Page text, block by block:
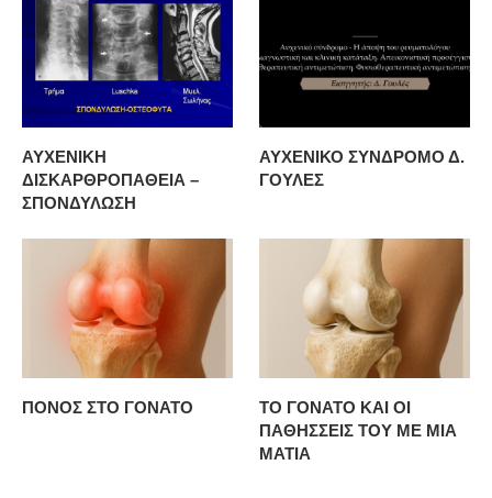
ΑΥΧΕΝΙΚΗ
ΔΙΣΚΑΡΘΡΟΠΑΘΕΙΑ –
ΣΠΟΝΔΥΛΩΣΗ
ΑΥΧΕΝΙΚΟ ΣΥΝΔΡΟΜΟ Δ.
ΓΟΥΛΕΣ
ΠΟΝΟΣ ΣΤΟ ΓΟΝΑΤΟ
ΤΟ ΓΟΝΑΤΟ ΚΑΙ ΟΙ
ΠΑΘΗΣΣΕΙΣ ΤΟΥ ΜΕ ΜΙΑ
ΜΑΤΙΑ